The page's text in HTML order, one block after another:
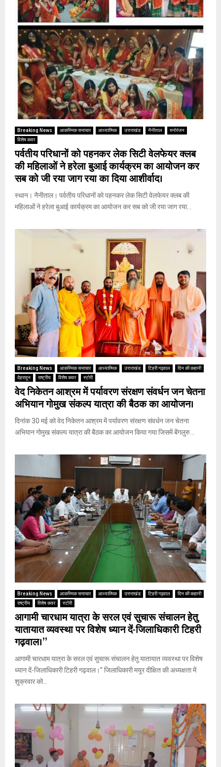
Breaking News आकस्मिक समाचार आध्यात्मिक उत्तराखंड नैनीताल
मनोरंजन
विशेष कवर
पर्वतीय परिधानों को पहनकर लेक सिटी वेलफेयर क्लब
की महिलाओं ने हरेला बुआई कार्यक्रम का आयोजन कर
सब को जी रया जाग रया का दिया आशीर्वाद।
स्थान। नैनीताल। पर्वतीय परिधानों को पहनकर लेक सिटी वेलफेयर क्लब की
महिलाओं ने हरेला बुआई कार्यक्रम का आयोजन कर सब को जी रया जाग रया...
Breaking News आकस्मिक समाचार आध्यात्मिक उत्तराखंड टिहरी गढ़वाल
दिन की कहानी
देहरादून
राष्ट्रीय विशेष कवर स्टोरी
वेद निकेतन आश्रम में पर्यावरण संरक्षण संवर्धन जन चेतना
अभियान गोमुख संकल्प यात्रा की बैठक का आयोजन।
दिनांक 30 मई को वेद निकेतन आश्रम में पर्यावरण संरक्षण संवर्धन जन चेतना
अभियान गोमुख संकल्प यात्रा की बैठक का आयोजन किया गया जिसमें बेंगलुरु...
Breaking News आकस्मिक समाचार आध्यात्मिक उत्तराखंड टिहरी गढ़वाल
दिन की कहानी
राष्ट्रीय
विशेष कवर स्टोरी
आगामी चारधाम यात्रा के सरल एवं सुचारू संचालन हेतु
यातायात व्यवस्था पर विशेष ध्यान दें-जिलाधिकारी टिहरी
गढ़वाल।”
आगामी चारधाम यात्रा के सरल एवं सुचारू संचालन हेतु यातायात व्यवस्था पर विशेष
ध्यान दें-जिलाधिकारी टिहरी गढ़वाल।” जिलाधिकारी मयूर दीक्षित की अध्यक्षता में
शुक्रवार को...